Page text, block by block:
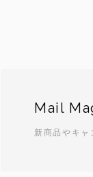
Mail
新商品やキャ